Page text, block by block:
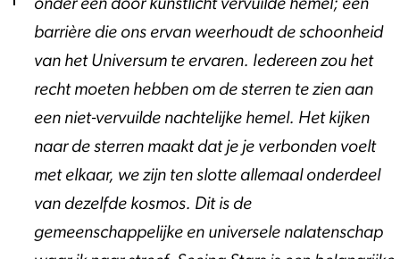
barrière die ons ervan weerhoudt de schoonheid
van het Universum te ervaren. Iedereen zou het
recht moeten hebben om de sterren te zien aan
een niet-vervuilde nachtelijke hemel. Het kijken
naar de sterren maakt dat je je verbonden voelt
met elkaar, we zijn ten slotte allemaal onderdeel
van dezelfde kosmos. Dit is de
gemeenschappelijke en universele nalatenschap